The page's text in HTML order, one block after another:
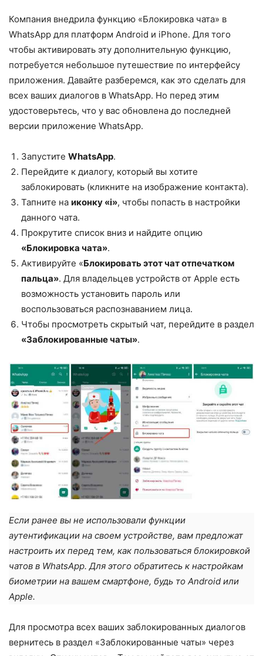
Компания внедрила функцию «Блокировка чата» в
WhatsApp для платформ Android и iPhone. Для того
чтобы активировать эту дополнительную функцию,
потребуется небольшое путешествие по интерфейсу
приложения. Давайте разберемся, как это сделать для
всех ваших диалогов в WhatsApp. Но перед этим
удостоверьтесь, что у вас обновлена до последней
версии приложение WhatsApp.
Запустите WhatsApp.
Перейдите к диалогу, который вы хотите
заблокировать (кликните на изображение контакта).
Тапните на иконку «i», чтобы попасть в настройки
данного чата.
Прокрутите список вниз и найдите опцию
«Блокировка чата».
Активируйте «Блокировать этот чат отпечатком
пальца». Для владельцев устройств от Apple есть
возможность установить пароль или
воспользоваться распознаванием лица.
Чтобы просмотреть скрытый чат, перейдите в раздел
«Заблокированные чаты».
Если ранее вы не использовали функции
аутентификации на своем устройстве, вам предложат
настроить их перед тем, как пользоваться блокировкой
чатов в WhatsApp. Для этого обратитесь к настройкам
биометрии на вашем смартфоне, будь то Android или
Apple.
Для просмотра всех ваших заблокированных диалогов
вернитесь в раздел «Заблокированные чаты» через